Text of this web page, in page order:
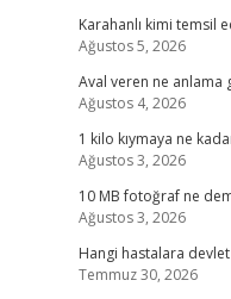
Karahanlı kimi temsil
Ağustos 5, 2026
Aval veren ne anlama
Ağustos 4, 2026
1 kilo kıymaya ne
Ağustos 3, 2026
10 MB fotoğraf ne
Ağustos 3, 2026
Hangi hastalara
Temmuz 30, 2026